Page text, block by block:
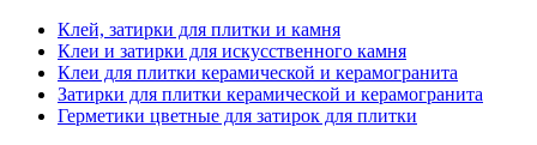
Клей, затирки для плитки и камня
Клеи и затирки для искусственного камня
Клеи для плитки керамической и керамогранита
Затирки для плитки керамической и керамогранита
Герметики цветные для затирок для плитки